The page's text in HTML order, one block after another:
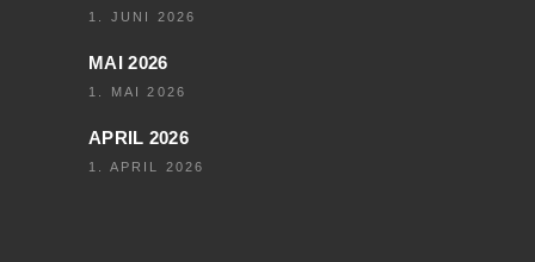
1. JUNI 2026
MAI 2026
1. MAI 2026
APRIL 2026
1. APRIL 2026